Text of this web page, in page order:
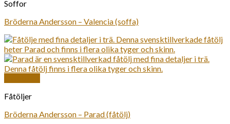
Soffor
Bröderna Andersson – Valencia (soffa)
Fåtöljer
Bröderna Andersson – Parad (fåtölj)